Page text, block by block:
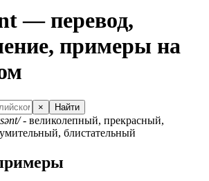
— перевод,
примеры на
× Найти
- великолепный, прекрасный,
блистательный